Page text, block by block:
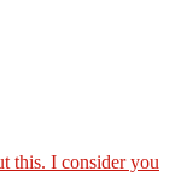
this. I consider you